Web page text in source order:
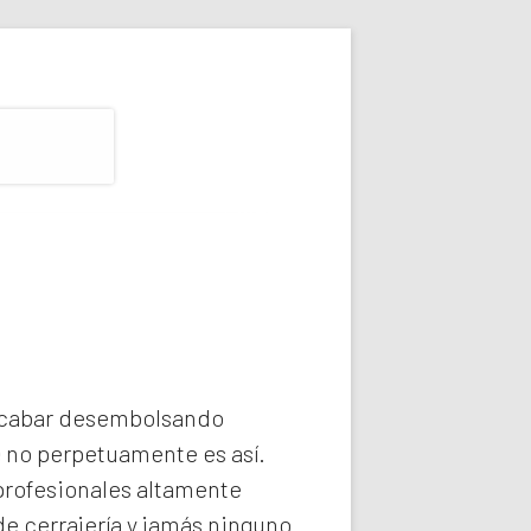
desembolsando
perpetuamente es así.
altamente
cerrajería y jamás ninguno